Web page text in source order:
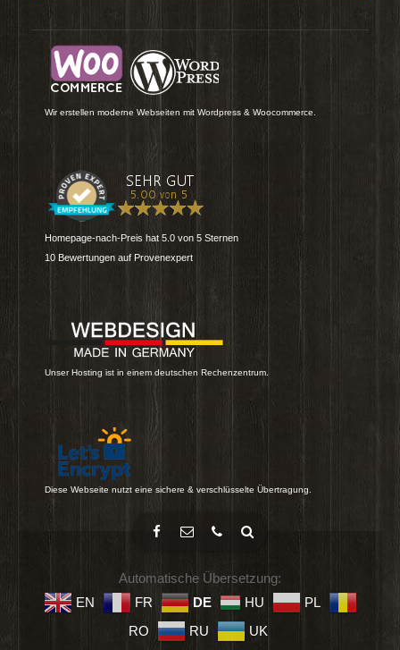
Wir erstellen moderne Webseiten mit Wordpress & Woocommerce.
Homepage-nach-Preis hat 5.0 von 5 Sternen
10 Bewertungen auf Provenexpert
Unser Hosting ist in einem deutschen Rechenzentrum.
Diese Webseite nutzt eine sichere & verschlüsselte Übertragung.
Automatische Übersetzung:
EN
FR DE HU
PL
RO
RU UK